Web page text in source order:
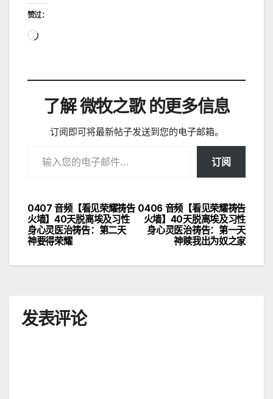
赞过：
正
载…
了解 微牧之歌 的更多信息
订阅即可将最新帖子发送到您的电子邮箱。
订阅
文
章
导
0406 音频【看见荣耀祷告
火墙】40天脱离埃及习性
身心灵医治祷告：第一天
神赎我出为奴之家
0407 音频【看见荣耀祷告
火墙】40天脱离埃及习性
身心灵医治祷告：第二天
神要得荣耀
发表评论